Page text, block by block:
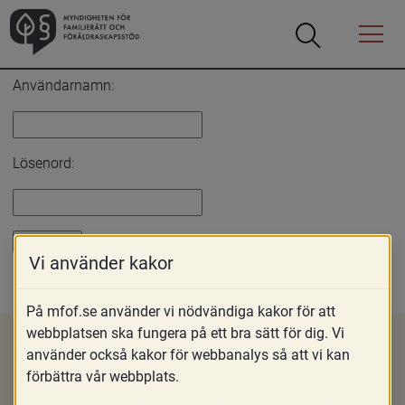
Öppna
Öppna
Menyn
Inloggning
Användarnamn:
Lösenord:
Om MFoF
Vi använder kakor
På mfof.se använder vi nödvändiga kakor för att
webbplatsen ska fungera på ett bra sätt för dig. Vi
använder också kakor för webbanalys så att vi kan
förbättra vår webbplats.